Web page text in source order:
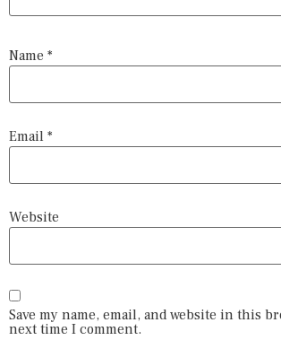
Name *
Email *
Website
Save my name, email, and website in this
next time I comment.